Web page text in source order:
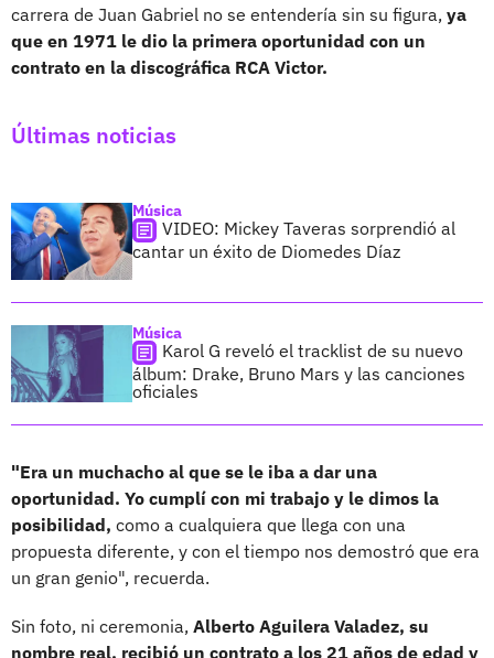
carrera de Juan Gabriel no se entendería sin su figura, ya
que en 1971 le dio la primera oportunidad con un
contrato en la discográfica RCA Victor.
Últimas noticias
Música
VIDEO: Mickey Taveras sorprendió al
cantar un éxito de Diomedes Díaz
Música
Karol G reveló el tracklist de su nuevo
álbum: Drake, Bruno Mars y las canciones
oficiales
"Era un muchacho al que se le iba a dar una
oportunidad. Yo cumplí con mi trabajo y le dimos la
posibilidad, como a cualquiera que llega con una
propuesta diferente, y con el tiempo nos demostró que era
un gran genio", recuerda.
Sin foto, ni ceremonia, Alberto Aguilera Valadez, su
nombre real, recibió un contrato a los 21 años de edad y